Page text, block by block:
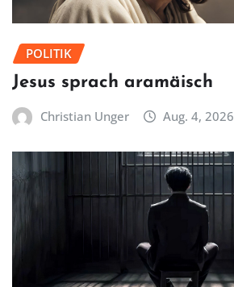
POLITIK
Jesus sprach aramäisch
Christian Unger Aug. 4, 2026